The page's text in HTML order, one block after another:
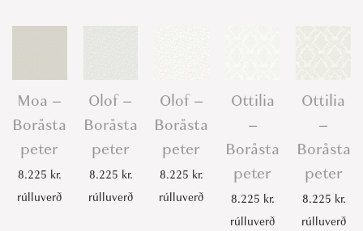
Moa –
Boråsta
peter
8.225 kr.
rúlluverð
Olof –
Boråsta
peter
8.225 kr.
rúlluverð
Olof –
Boråsta
peter
8.225 kr.
rúlluverð
Ottilia
–
Boråsta
peter
8.225 kr.
rúlluverð
Ottilia
–
Boråsta
peter
8.225 kr.
rúlluverð